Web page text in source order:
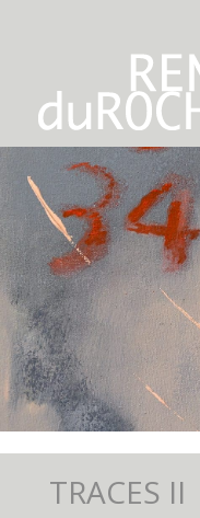
TRACES II